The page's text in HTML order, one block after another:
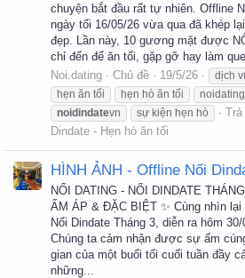
chuyện bắt đầu rất tự nhiên. Offline
ngày tối 16/05/26 vừa qua đã khép
đẹp. Lần này, 10 gương mặt được
chỉ đến để ăn tối, gặp gỡ hay làm
Noi.dating
Chủ đề 19/5/26 dịch
hẹn ăn tối
hẹn hò ăn tối noidating
noidindatevn sự kiện hẹn hò
Dindate - Hẹn hò ăn tối
HÌNH ẢNH - Offline Nối
NỐI DATING - NỐI DINDATE
ẤM ÁP & ĐẶC BIỆT ✨ Cùng nhìn lại
Nối Dindate Tháng 3, diễn ra hôm
Chúng ta cảm nhận được sự ấm
gian của một buổi tối cuối tuần đầy
những...